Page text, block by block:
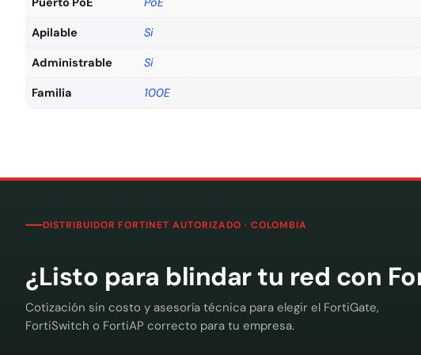
Apilable Si
Administrable Si
Familia 100E
DISTRIBUIDOR FORTINET AUTORIZADO · COLOMBIA
¿Listo para blindar tu red con
Cotización sin costo y asesoría técnica para elegir el FortiGate,
FortiSwitch o FortiAP correcto para tu empresa.